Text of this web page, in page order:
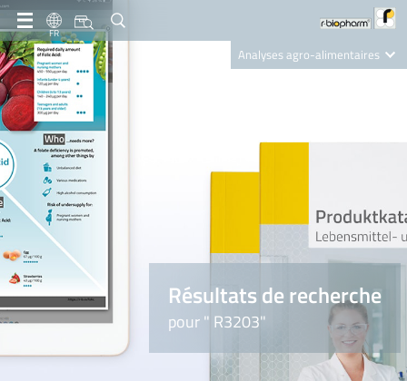
FR
Analyses agro-alimentaires
Nutrition Care
Résultats de recherche
pour " R3203"